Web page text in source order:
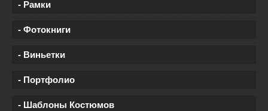
- Рамки
- Фотокниги
- Виньетки
- Портфолио
- Шаблоны Костюмов